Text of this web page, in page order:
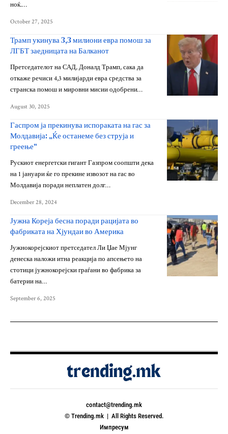
ноќ.…
October 27, 2025
Трамп укинува 3,3 милиони евра помош за
ЛГБТ заедницата на Балканот
Претседателот на САД, Доналд Трамп, сака да
откаже речиси 4,3 милијарди евра средства за
странска помош и мировни мисии одобрени…
August 30, 2025
Гаспром ја прекинува испораката на гас за
Молдавија: „Ќе останеме без струја и
греење“
Рускиот енергетски гигант Газпром соопшти дека
на 1 јануари ќе го прекине извозот на гас во
Молдавија поради неплатен долг…
December 28, 2024
Јужна Кореја бесна поради рацијата во
фабриката на Хјундаи во Америка
Јужнокорејскиот претседател Ли Џае Мјунг
денеска наложи итна реакција по апсењето на
стотици јужнокорејски граѓани во фабрика за
батерии на…
September 6, 2025
contact@trending.mk
© Trending.mk | All Rights Reserved.
Импресум